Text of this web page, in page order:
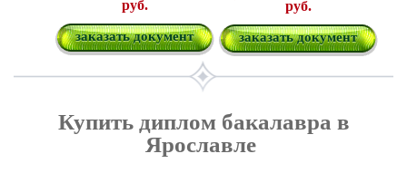
руб.
заказать документ
руб.
заказать документ
Купить диплом бакалавра в
Ярославле